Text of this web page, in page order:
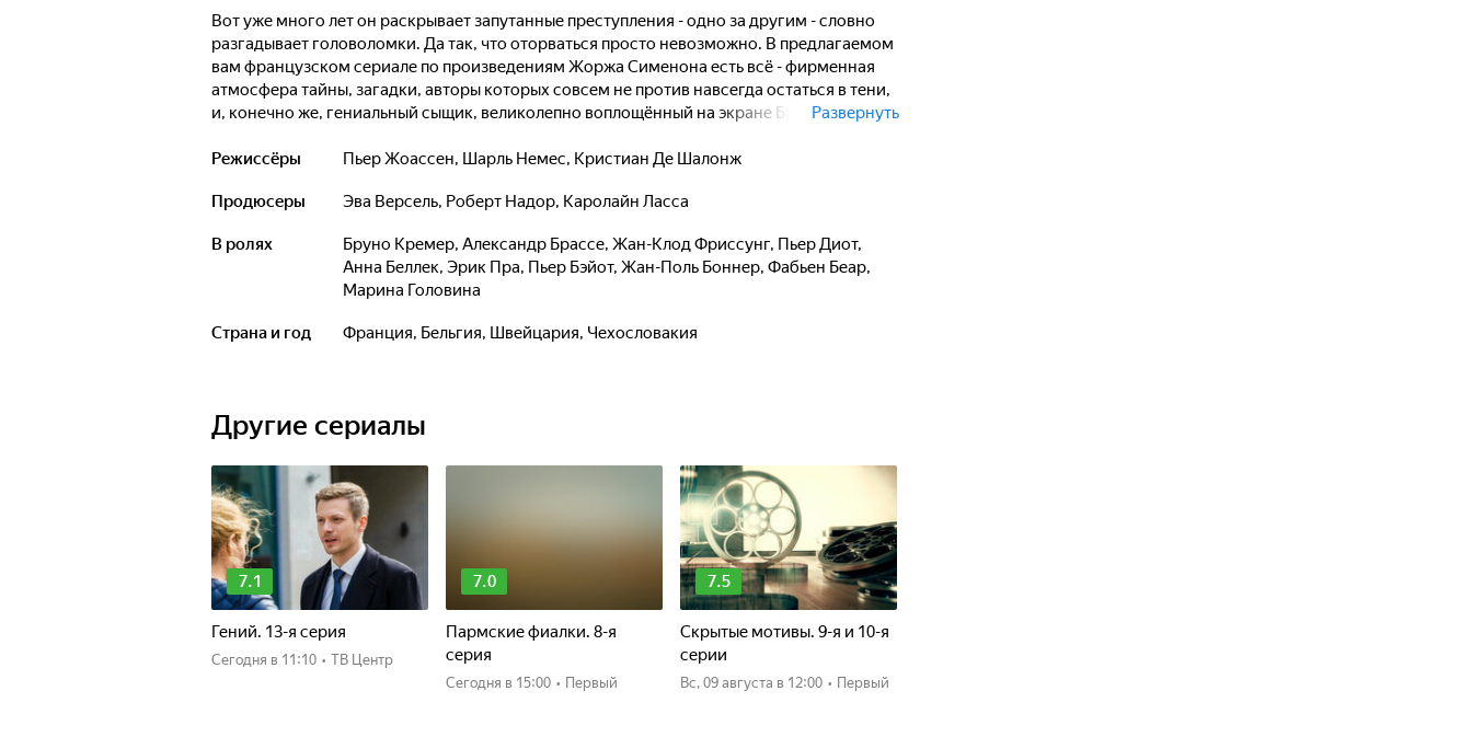
Вот уже много лет он раскрывает запутанные преступления - одно за другим - словно
разгадывает головоломки. Да так, что оторваться просто невозможно. В предлагаемом
вам французском сериале по произведениям Жоржа Сименона есть всё - фирменная
атмосфера тайны, загадки, авторы которых совсем не против навсегда остаться в тени,
и, конечно же, гениальный сыщик, великолепно воплощённый на экране Бруно
приходилось расследовать преступления во всех концах Европы, и его репутация
Развернуть
Режиссёры Пьер Жоассен, Шарль Немес, Кристиан Де Шалонж
Продюсеры Эва Версель, Роберт Надор, Каролайн Ласса
В ролях Бруно Кремер, Александр Брассе, Жан-Клод Фриссунг, Пьер Диот,
Анна Беллек, Эрик Пра, Пьер Бэйот, Жан-Поль Боннер, Фабьен Беар,
Марина Головина
Страна и год Франция, Бельгия, Швейцария, Чехословакия
Другие сериалы
7.1
Гений. 13-я серия
Сегодня в 11:10 • ТВ Центр
7.0
Пармские фиалки. 8-я
серия
Сегодня в 15:00 • Первый
7.5
Скрытые мотивы. 9-я и 10-я
серии
вс, 09 августа в 12:00 • Первый